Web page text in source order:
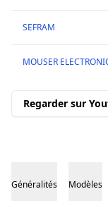
SEFRAM
MOUSER
Regarder sur
Généralités Modèles